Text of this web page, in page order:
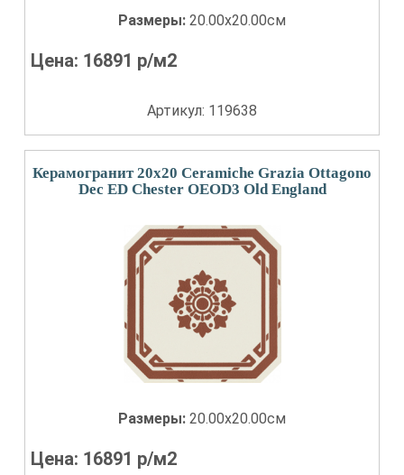
Размеры: 20.00x20.00см
Цена: 16891 р/м2
Артикул: 119638
Керамогранит 20x20 Ceramiche Grazia Ottagono
Dec ED Chester OEOD3 Old England
Размеры: 20.00x20.00см
Цена: 16891 р/м2